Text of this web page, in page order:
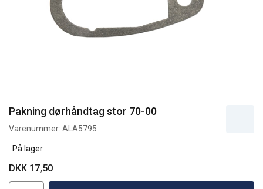
Pakning dørhåndtag stor 70-00
Varenummer: ALA5795
På lager
DKK 17,50